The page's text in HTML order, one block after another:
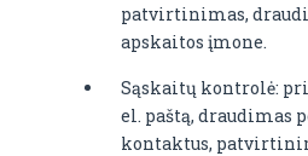
patvirtinimas,
apskaitos įmone.
Sąskaitų kontrolė:
el. paštą, draudimas
kontaktus,